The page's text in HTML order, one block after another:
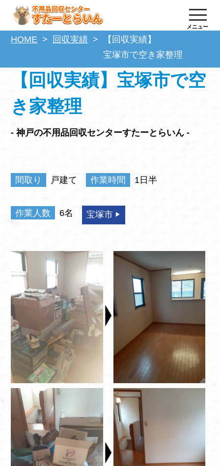
メニュー
HOME 回収実績
【回収実績】
宝塚市で空き家整理
【回収実績】宝塚市で空
き家整理
- 神戸の不用品回収センターすたーとらいん -
間取り 戸建て 作業時間 1日半
作業人数 6名 宝塚市